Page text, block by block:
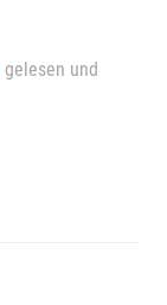
gelesen und